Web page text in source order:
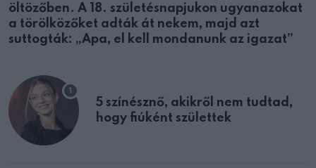
öltözőben. A 18. születésnapjukon ugyanazokat
a törölközőket adták át nekem, majd azt
suttogták: „Apa, el kell mondanunk az igazat”
5 színésznő, akikről nem tudtad,
hogy fiúként születtek